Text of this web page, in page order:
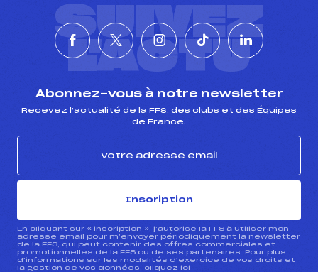
SUIVEZ
L'ACTU
Abonnez-vous à notre newsletter
Recevez l’actualité de la FFS, des clubs et des Équipes
de France.
Inscription
En cliquant sur « inscription », j’autorise la FFS à utiliser mon
adresse email pour m’envoyer périodiquement la newsletter
de la FFS, qui peut contenir des offres commerciales et
promotionnelles de la FFS ou de ses partenaires. Pour plus
d’informations sur les modalités d’exercice de vos droits et
la gestion de vos données, cliquez ici